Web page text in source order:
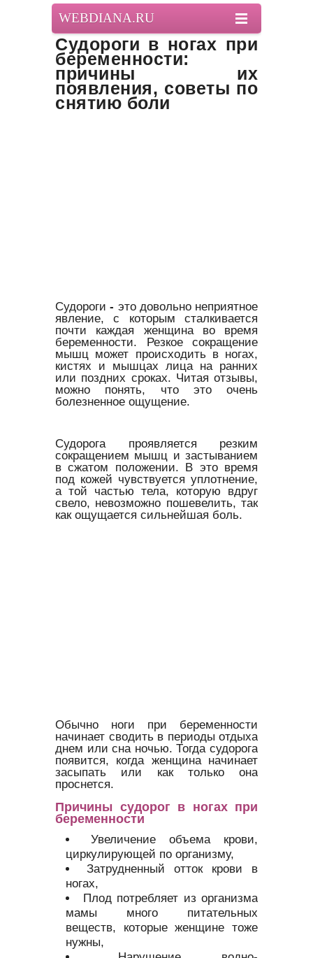
WEBDIANA.RU
Судороги в ногах при
беременности:
причины их
появления, советы по
снятию боли
Судороги - это довольно неприятное
явление, с которым сталкивается
почти каждая женщина во время
беременности. Резкое сокращение
мышц может происходить в ногах,
кистях и мышцах лица на ранних
или поздних сроках. Читая отзывы,
можно понять, что это очень
болезненное ощущение.
Судорога проявляется резким
сокращением мышц и застыванием
в сжатом положении. В это время
под кожей чувствуется уплотнение,
а той частью тела, которую вдруг
свело, невозможно пошевелить, так
как ощущается сильнейшая боль.
Обычно ноги при беременности
начинает сводить в периоды отдыха
днем или сна ночью. Тогда судорога
появится, когда женщина начинает
засыпать или как только она
проснется.
Причины судорог в ногах при
беременности
Увеличение объема крови,
циркулирующей по организму,
Затрудненный отток крови в
ногах,
Плод потребляет из организма
мамы много питательных
веществ, которые женщине тоже
нужны,